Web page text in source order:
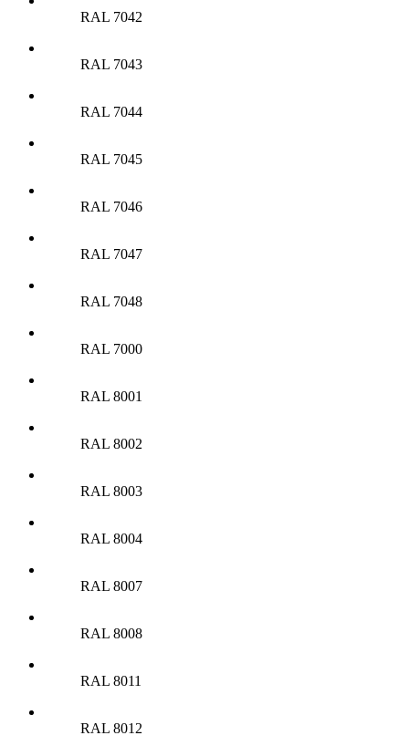
RAL 7042
RAL 7043
RAL 7044
RAL 7045
RAL 7046
RAL 7047
RAL 7048
RAL 7000
RAL 8001
RAL 8002
RAL 8003
RAL 8004
RAL 8007
RAL 8008
RAL 8011
RAL 8012